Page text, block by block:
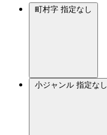
町村字 指定なし
小ジャンル 指定なし